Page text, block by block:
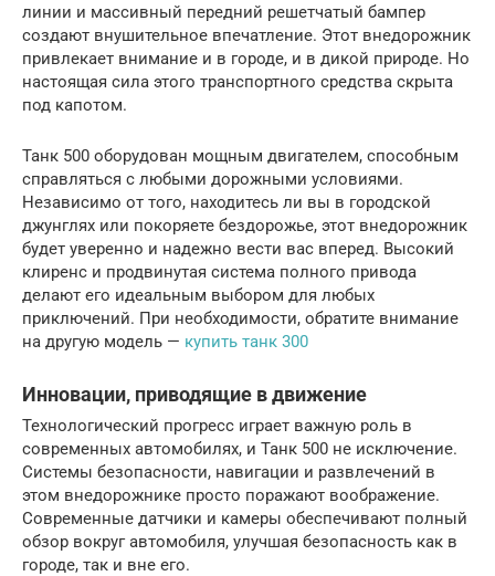
линии и массивный передний решетчатый бампер
создают внушительное впечатление. Этот внедорожник
привлекает внимание и в городе, и в дикой природе. Но
настоящая сила этого транспортного средства скрыта
под капотом.
Танк 500 оборудован мощным двигателем, способным
справляться с любыми дорожными условиями.
Независимо от того, находитесь ли вы в городской
джунглях или покоряете бездорожье, этот внедорожник
будет уверенно и надежно вести вас вперед. Высокий
клиренс и продвинутая система полного привода
делают его идеальным выбором для любых
приключений. При необходимости, обратите внимание
на другую модель — купить танк 300
Инновации, приводящие в движение
Технологический прогресс играет важную роль в
современных автомобилях, и Танк 500 не исключение.
Системы безопасности, навигации и развлечений в
этом внедорожнике просто поражают воображение.
Современные датчики и камеры обеспечивают полный
обзор вокруг автомобиля, улучшая безопасность как в
городе, так и вне его.